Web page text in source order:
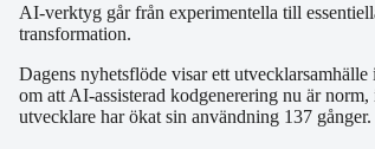
AI-verktyg går från experimentella till
transformation.
Dagens nyhetsflöde visar ett
om att AI-assisterad kodgenerering nu är
utvecklare har ökat sin användning 137